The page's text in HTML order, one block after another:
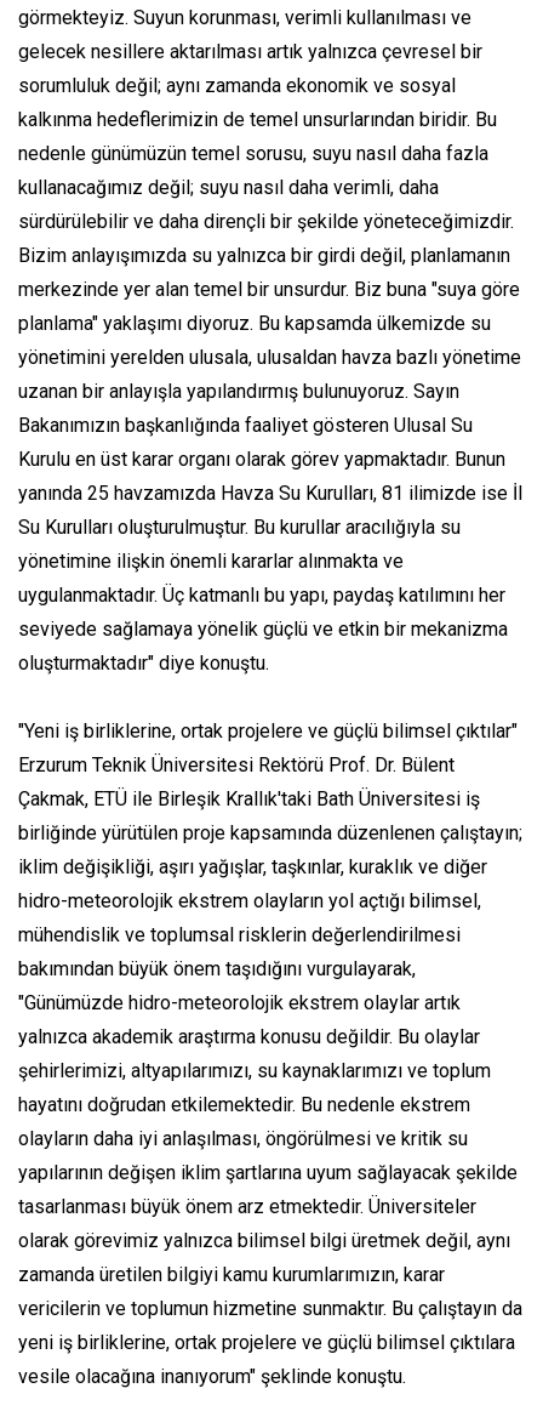
görmekteyiz. Suyun korunması, verimli kullanılması ve
gelecek nesillere aktarılması artık yalnızca çevresel bir
sorumluluk değil; aynı zamanda ekonomik ve sosyal
kalkınma hedeflerimizin de temel unsurlarından biridir. Bu
nedenle günümüzün temel sorusu, suyu nasıl daha fazla
kullanacağımız değil; suyu nasıl daha verimli, daha
sürdürülebilir ve daha dirençli bir şekilde yöneteceğimizdir.
Bizim anlayışımızda su yalnızca bir girdi değil, planlamanın
merkezinde yer alan temel bir unsurdur. Biz buna "suya göre
planlama" yaklaşımı diyoruz. Bu kapsamda ülkemizde su
yönetimini yerelden ulusala, ulusaldan havza bazlı yönetime
uzanan bir anlayışla yapılandırmış bulunuyoruz. Sayın
Bakanımızın başkanlığında faaliyet gösteren Ulusal Su
Kurulu en üst karar organı olarak görev yapmaktadır. Bunun
yanında 25 havzamızda Havza Su Kurulları, 81 ilimizde ise İl
Su Kurulları oluşturulmuştur. Bu kurullar aracılığıyla su
yönetimine ilişkin önemli kararlar alınmakta ve
uygulanmaktadır. Üç katmanlı bu yapı, paydaş katılımını her
seviyede sağlamaya yönelik güçlü ve etkin bir mekanizma
oluşturmaktadır" diye konuştu.
"Yeni iş birliklerine, ortak projelere ve güçlü bilimsel çıktılar"
Erzurum Teknik Üniversitesi Rektörü Prof. Dr. Bülent
Çakmak, ETÜ ile Birleşik Krallık'taki Bath Üniversitesi iş
birliğinde yürütülen proje kapsamında düzenlenen çalıştayın;
iklim değişikliği, aşırı yağışlar, taşkınlar, kuraklık ve diğer
hidro-meteorolojik ekstrem olayların yol açtığı bilimsel,
mühendislik ve toplumsal risklerin değerlendirilmesi
bakımından büyük önem taşıdığını vurgulayarak,
"Günümüzde hidro-meteorolojik ekstrem olaylar artık
yalnızca akademik araştırma konusu değildir. Bu olaylar
şehirlerimizi, altyapılarımızı, su kaynaklarımızı ve toplum
hayatını doğrudan etkilemektedir. Bu nedenle ekstrem
olayların daha iyi anlaşılması, öngörülmesi ve kritik su
yapılarının değişen iklim şartlarına uyum sağlayacak şekilde
tasarlanması büyük önem arz etmektedir. Üniversiteler
olarak görevimiz yalnızca bilimsel bilgi üretmek değil, aynı
zamanda üretilen bilgiyi kamu kurumlarımızın, karar
vericilerin ve toplumun hizmetine sunmaktır. Bu çalıştayın da
yeni iş birliklerine, ortak projelere ve güçlü bilimsel çıktılara
vesile olacağına inanıyorum" şeklinde konuştu.